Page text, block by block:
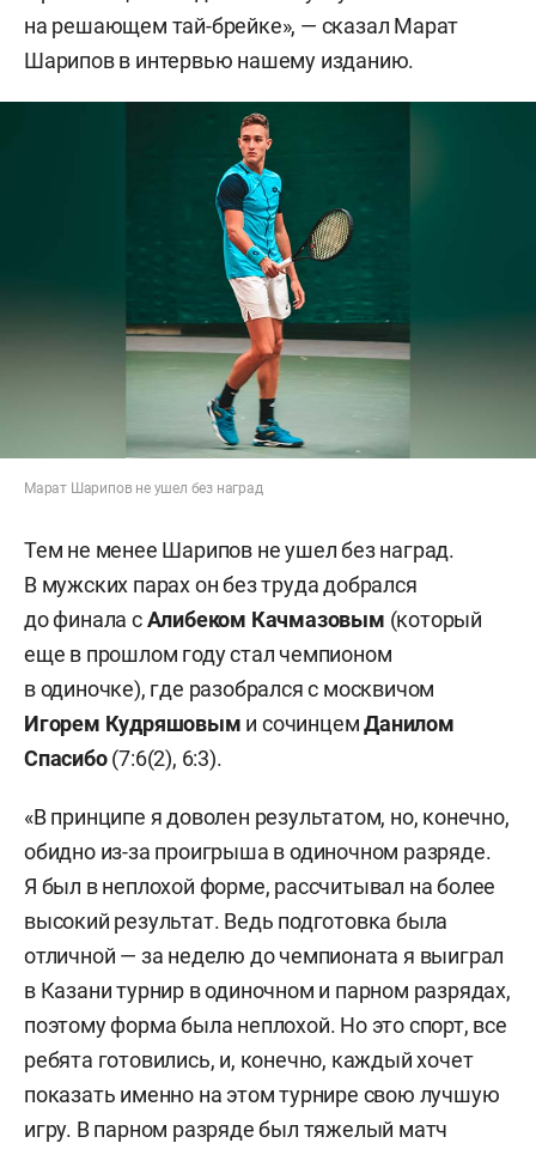
на решающем тай-брейке», — сказал Марат
Шарипов в интервью нашему изданию.
Марат Шарипов не ушел без наград
Тем не менее Шарипов не ушел без наград.
В мужских парах он без труда добрался
до финала сАлибеком Качмазовым (который
еще в прошлом году стал чемпионом
в одиночке), где разобрался с москвичом
Игорем Кудряшовым и сочинцемДанилом
Спасибо(7:6(2), 6:3).
«В принципе я доволен результатом, но, конечно,
обидно из-за проигрыша в одиночном разряде.
Я был в неплохой форме, рассчитывал на более
высокий результат. Ведь подготовка была
отличной — за неделю до чемпионата я выиграл
в Казани турнир в одиночном и парном разрядах,
поэтому форма была неплохой. Но это спорт, все
ребята готовились, и, конечно, каждый хочет
показать именно на этом турнире свою лучшую
игру. В парном разряде был тяжелый матч